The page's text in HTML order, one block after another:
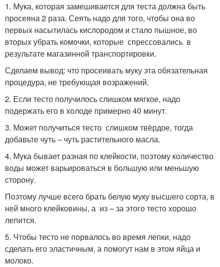
1. Мука, которая замешивается для теста должна быть
просеяна 2 раза. Сеять надо для того, чтобы она во
первых насытилась кислородом и стало пышное, во
вторых убрать комочки, которые спрессовались в
результате магазинной транспортировки.
Сделаем вывод: что просеивать муку эта обязательная
процедура, не требующая возражений.
2. Если тесто получилось слишком мягкое, надо
подержать его в холоде примерно 40 минут.
3. Может получиться тесто слишком твёрдое, тогда
добавьте чуть – чуть растительного масла.
4. Мука бывает разная по клейкости, поэтому количество
воды может варьироваться в большую или меньшую
сторону.
Поэтому лучше всего брать белую муку высшего сорта, в
ней много клейковины, а из – за этого тесто хорошо
лепится.
5. Чтобы тесто не порвалось во время лепки, надо
сделать его эластичным, а помогут нам в этом яйца и
молоко.